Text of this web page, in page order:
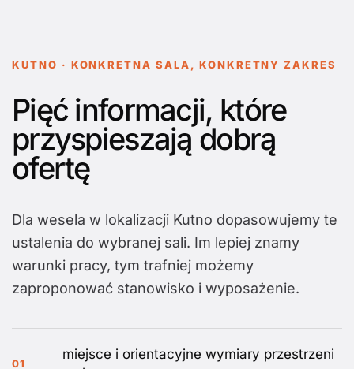
KUTNO · KONKRETNA SALA, KONKRETNY ZAKRES
Pięć informacji, które
przyspieszają dobrą
ofertę
Dla wesela w lokalizacji Kutno dopasowujemy te
ustalenia do wybranej sali. Im lepiej znamy
warunki pracy, tym trafniej możemy
zaproponować stanowisko i wyposażenie.
01
miejsce i orientacyjne wymiary przestrzeni